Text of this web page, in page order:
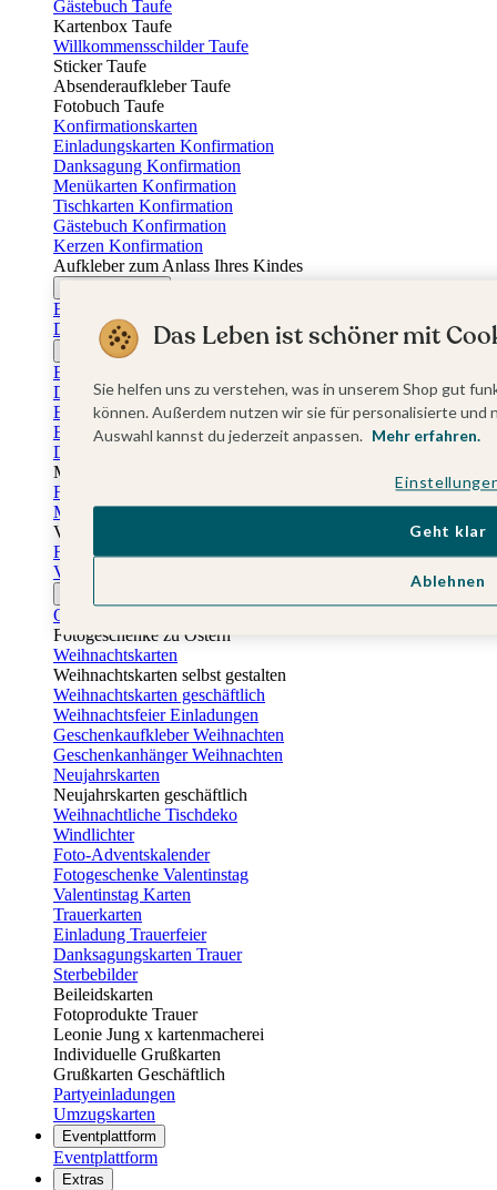
Gästebuch Taufe
Kartenbox Taufe
Willkommensschilder Taufe
Sticker Taufe
Absenderaufkleber Taufe
Fotobuch Taufe
Konfirmationskarten
Einladungskarten Konfirmation
Danksagung Konfirmation
Menükarten Konfirmation
Tischkarten Konfirmation
Gästebuch Konfirmation
Kerzen Konfirmation
Aufkleber zum Anlass Ihres Kindes
Einladungskarten Firmung
Dankeskarten Firmung
Jugendweihekarten
Einladungskarten Jugendweihe
Dankeskarten Jugendweihe
Einschulungskarten
Einladungskarten Einschulung
Danksagung Einschulung
Muttertag
Fotogeschenke Muttertag
Muttertagskarten
Vatertag
Fotogeschenke Vatertag
Vatertagskarten
Osterkarten
Fotogeschenke zu Ostern
Weihnachtskarten
Weihnachtskarten selbst gestalten
Weihnachtskarten geschäftlich
Weihnachtsfeier Einladungen
Geschenkaufkleber Weihnachten
Geschenkanhänger Weihnachten
Neujahrskarten
Neujahrskarten geschäftlich
Weihnachtliche Tischdeko
Windlichter
Foto-Adventskalender
Fotogeschenke Valentinstag
Valentinstag Karten
Trauerkarten
Einladung Trauerfeier
Danksagungskarten Trauer
Sterbebilder
Beileidskarten
Fotoprodukte Trauer
Leonie Jung x kartenmacherei
Individuelle Grußkarten
Grußkarten Geschäftlich
Partyeinladungen
Umzugskarten
Eventplattform
Eventplattform
Extras
Das Leben ist schöner mit
Sie helfen uns zu verstehen, was in unserem Shop gut
können. Außerdem nutzen wir sie für personalisierte
Auswahl kannst du jederzeit anpassen. Mehr erfahren.
Ablehnen
Geht klar